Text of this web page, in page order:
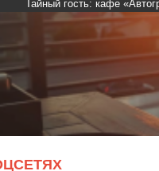
Тайный гость: кафе «Автограф»